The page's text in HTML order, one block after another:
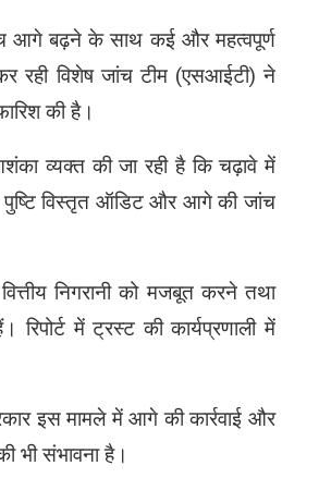
आगे बढ़ने के साथ कई और महत्वपूर्ण
रही विशेष जांच टीम (एसआईटी) ने
की है।
व्यक्त की जा रही है कि चढ़ावे में
विस्तृत ऑडिट और आगे की जांच
निगरानी को मजबूत करने तथा
में ट्रस्ट की कार्यप्रणाली में
इस मामले में आगे की कार्रवाई और
भी संभावना है।